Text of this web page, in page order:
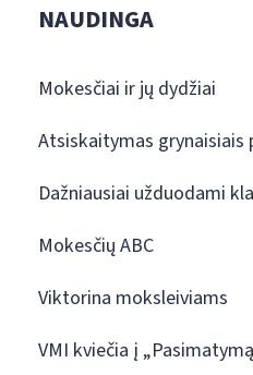
NAUDINGA
Mokesčiai ir jų dydžiai
Atsiskaitymas grynaisiais
Dažniausiai užduodami
Mokesčių ABC
Viktorina moksleiviams
VMI kviečia į